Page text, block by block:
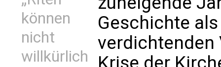
können
nicht
willkürlich
Geschichte
verdichtenden